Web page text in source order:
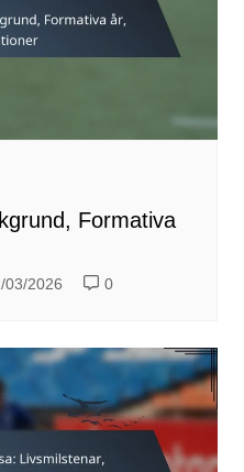
Formativa
03/2026 0